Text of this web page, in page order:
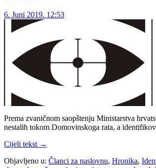
6. Juni 2019. 12:53
Prema zvaničnom saopštenju Ministarstva
nestalih tokom Domovinskoga rata, a
Cijeli tekst →
Objavljeno u: Članci za naslovnu, Hronika,